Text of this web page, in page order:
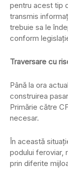
pentru acest tip
transmis
trebuie sa le
conform
Traversare cu
Până la ora
construirea
Primărie către
necesar.
În această
podului feroviar,
prin diferite